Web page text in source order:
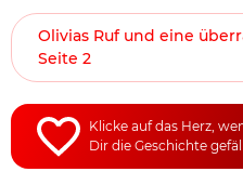
Olivias Ruf und eine
Seite 2
Klicke auf das Herz,
Dir die Geschichte